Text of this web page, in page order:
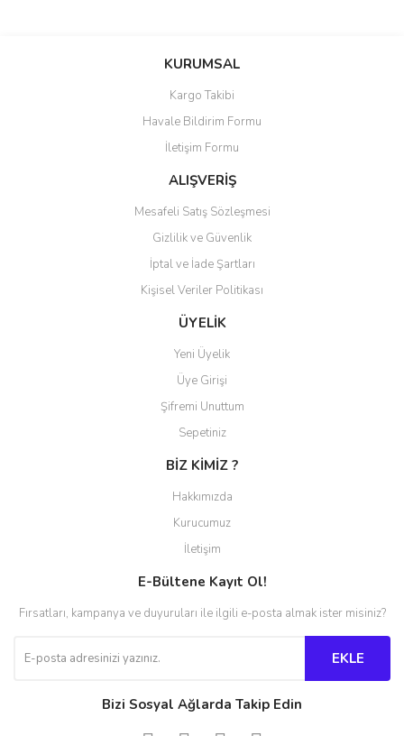
Bu ürüne ilk yorumu siz yapın!
Ürün resmi kalitesiz, bozuk veya görüntülenemiyor.
Ürün açıklamasında eksik bilgiler bulunuyor.
Ürün bilgilerinde hatalar bulunuyor.
Gönder
KURUMSAL
Kargo Takibi
Havale Bildirim Formu
İletişim Formu
ALIŞVERİŞ
Mesafeli Satış Sözleşmesi
Gizlilik ve Güvenlik
İptal ve İade Şartları
Kişisel Veriler Politikası
ÜYELİK
Yeni Üyelik
Üye Girişi
Şifremi Unuttum
Sepetiniz
BİZ KİMİZ ?
Hakkımızda
Kurucumuz
İletişim
E-Bültene Kayıt Ol!
Fırsatları, kampanya ve duyuruları ile ilgili e-posta almak ister misiniz?
EKLE
Bizi Sosyal Ağlarda Takip Edin